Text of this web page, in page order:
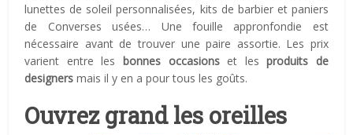
lunettes de soleil personnalisées, kits de barbier et paniers
de Converses usées… Une fouille appronfondie est
nécessaire avant de trouver une paire assortie. Les prix
varient entre les bonnes occasionset lesproduits de
designers mais il y en a pour tous les goûts.
Ouvrez grand les oreilles